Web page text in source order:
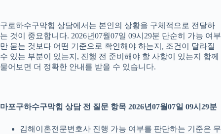
구로하수구막힘 상담에서는 본인의 상황을 구체적으로 전달하
는 것이 중요합니다. 2026년07월07일 09시29분 단순히 가능 여부
만 묻는 것보다 어떤 기준으로 확인해야 하는지, 조건이 달라질
수 있는 부분이 있는지, 진행 전 준비해야 할 사항이 있는지 함께
물어보면 더 정확한 안내를 받을 수 있습니다.
마포구하수구막힘 상담 전 질문 항목 2026년07월07일 09시29분
김해이혼전문변호사 진행 가능 여부를 판단하는 기준은 무